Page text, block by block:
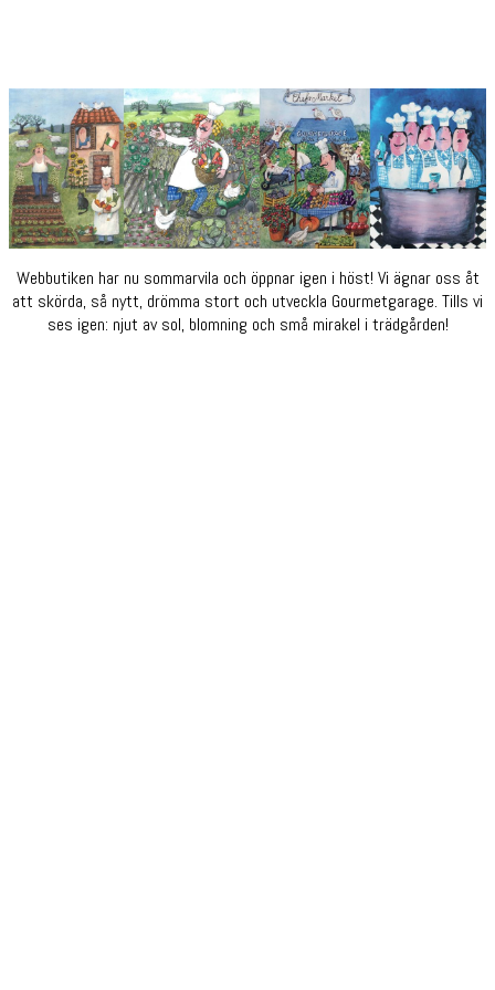
Webbutiken har nu sommarvila och öppnar igen i höst! Vi ägnar oss åt
att skörda, så nytt, drömma stort och utveckla Gourmetgarage. Tills vi
ses igen: njut av sol, blomning och små mirakel i trädgården!